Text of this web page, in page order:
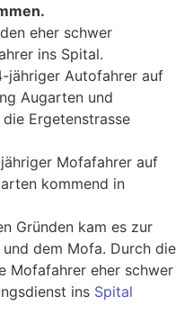
eher schwer
ins Spital.
jähriger Autofahrer auf
Augarten und
Ergetenstrasse
Mofafahrer auf
kommend in
Gründen kam es zur
dem Mofa. Durch die
Mofafahrer eher schwer
ins Spital